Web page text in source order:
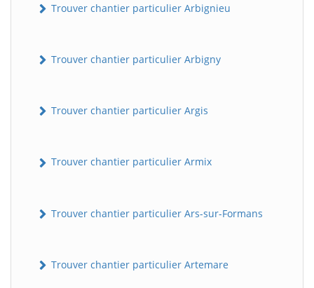
Trouver chantier particulier Arbignieu
Trouver chantier particulier Arbigny
Trouver chantier particulier Argis
Trouver chantier particulier Armix
Trouver chantier particulier Ars-sur-Formans
Trouver chantier particulier Artemare